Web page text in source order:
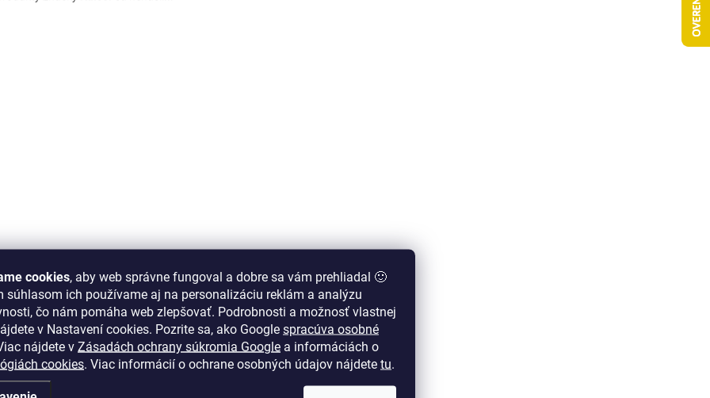
cookies, aby web správne fungoval a dobre sa vám prehliadal 🙂
súhlasom ich používame aj na personalizáciu reklám a analýzu
čo nám pomáha web zlepšovať. Podrobnosti a možnosť vlastnej
v Nastavení cookies. Pozrite sa, ako Google spracúva osobné
nájdete v Zásadách ochrany súkromia Google a informáciách o
cookies. Viac informácií o ochrane osobných údajov nájdete tu.